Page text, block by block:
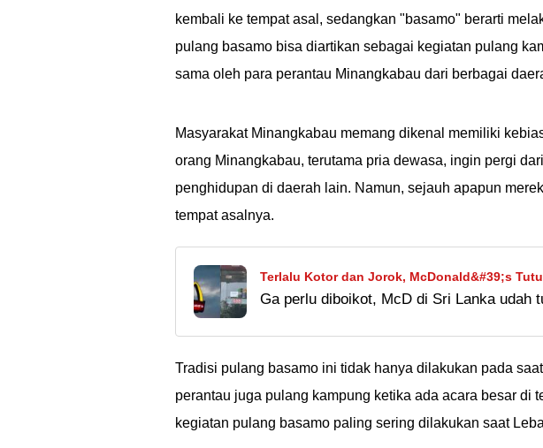
kembali ke tempat asal, sedangkan "basamo" berarti
pulang basamo bisa diartikan sebagai kegiatan pulang
sama oleh para perantau Minangkabau dari berbagai
Masyarakat Minangkabau memang dikenal memiliki
orang Minangkabau, terutama pria dewasa, ingin pergi
penghidupan di daerah lain. Namun, sejauh apapun
tempat asalnya.
Terlalu Kotor dan Jorok, McDonald&#39;s
Lanka
Ga perlu diboikot, McD di Sri Lanka udah
Tradisi pulang basamo ini tidak hanya dilakukan pada
perantau juga pulang kampung ketika ada acara besar di
kegiatan pulang basamo paling sering dilakukan saat